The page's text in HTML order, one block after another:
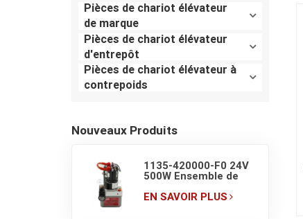
Pièces de chariot élévateur
de marque
Pièces de chariot élévateur
d'entrepôt
Pièces de chariot élévateur à
contrepoids
Nouveaux Produits
1135-420000-F0 24V
500W Ensemble de
hydraulique pour
EN SAVOIR PLUS